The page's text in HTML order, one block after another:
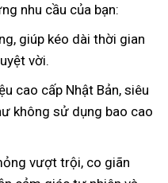
nhu cầu của bạn:
giúp kéo dài thời gian
vời.
cao cấp Nhật Bản, siêu
không sử dụng bao cao
vượt trội, co giãn